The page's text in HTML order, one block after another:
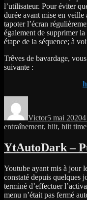
l’utilisateur. Pour éviter
durée avant mise en veille
tapoter l’écran
également de supprimer
étape de la séquence; à
Trêves de bavardage,
suivante :
Victor5 mai 2020
entraînement, hiit, hiit
YtAutoDark –
Youtube ayant mis à jour
constaté depuis quelques
terminé d’effectuer
menu n’était pas fermé